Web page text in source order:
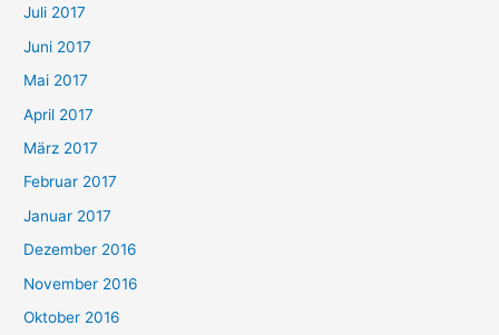
Juli 2017
Juni 2017
Mai 2017
April 2017
März 2017
Februar 2017
Januar 2017
Dezember 2016
November 2016
Oktober 2016